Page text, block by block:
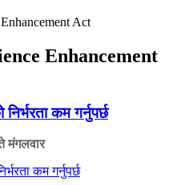
Act
Enhancement
कम गर्नुपर्छ
मंगलवार